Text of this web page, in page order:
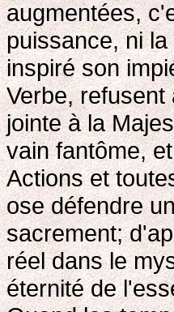
augmentées,
puissance, ni
inspiré son
Verbe,
jointe à la
vain fantôme,
Actions et
ose défendre
sacrement;
réel dans le
éternité de